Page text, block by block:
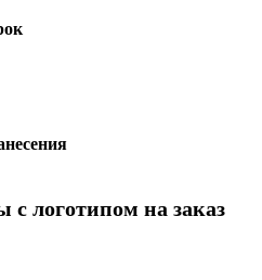
логотипом на заказ